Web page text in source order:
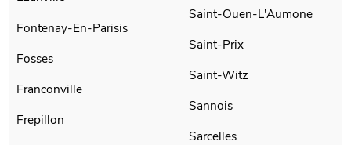
Fontenay-En-Parisis
Fosses
Franconville
Frepillon
Saint-Ouen-L'Aumone
Saint-Prix
Saint-Witz
Sannois
Sarcelles